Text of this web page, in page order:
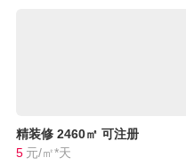
精装修 2460㎡ 可注册
5 元/㎡*天